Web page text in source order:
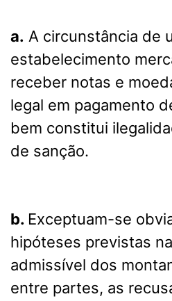
a. A circunstância de
estabelecimento
receber notas e
legal em pagamento
bem constitui
de sanção.
b. Exceptuam-se
hipóteses previstas
admissível dos
entre partes, as